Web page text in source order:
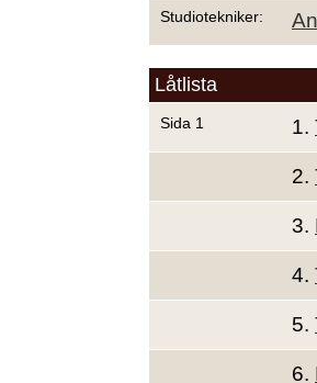
Studiotekniker:
Låtlista
Sida 1 1.
2.
3.
4.
5.
6.